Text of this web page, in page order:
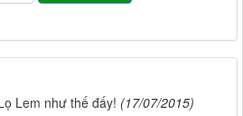
Lem như thế đấy! (17/07/2015)